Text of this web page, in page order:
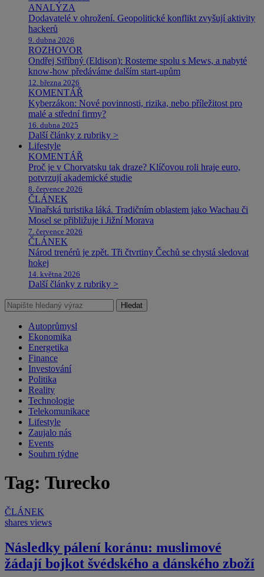
ANALÝZA
Dodavatelé v ohrožení. Geopolitické konflikt zvyšují aktivity
hackerů
9. dubna 2026
ROZHOVOR
Ondřej Stříbný (Eldison): Rosteme spolu s Mews, a nabyté
know-how předáváme dalším start-upům
12. března 2026
KOMENTÁŘ
Kyberzákon: Nové povinnosti, rizika, nebo příležitost pro
malé a střední firmy?
16. dubna 2025
Další články z rubriky >
Lifestyle
KOMENTÁŘ
Proč je v Chorvatsku tak draze? Klíčovou roli hraje euro,
potvrzují akademické studie
8. července 2026
ČLÁNEK
Vinařská turistika láká. Tradičním oblastem jako Wachau či
Mosel se přibližuje i Jižní Morava
7. července 2026
ČLÁNEK
Národ trenérů je zpět. Tři čtvrtiny Čechů se chystá sledovat
hokej
14. května 2026
Další články z rubriky >
Hledat
Autoprůmysl
Ekonomika
Energetika
Finance
Investování
Politika
Reality
Technologie
Telekomunikace
Lifestyle
Zaujalo nás
Events
Souhrn týdne
Tag: Turecko
ČLÁNEK
shares views
Následky pálení koránu: muslimové
žádají bojkot švédského a dánského zboží